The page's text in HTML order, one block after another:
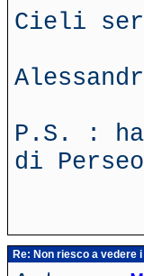
Cieli
P.S. :
di
Re: Non riesco a vedere